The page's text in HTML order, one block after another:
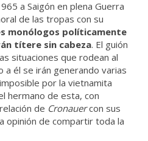
a Saigón en plena Guerra
de las tropas con su
monólogos políticamente
títere sin cabeza. El guión
situaciones que rodean al
a él se irán generando varias
por la vietnamita
hermano de esta, con
de Cronauercon sus
opinión de compartir toda la